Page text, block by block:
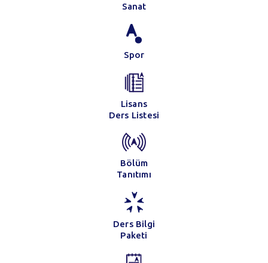
Sanat
Spor
Lisans
Ders Listesi
Bölüm
Tanıtımı
Ders Bilgi
Paketi